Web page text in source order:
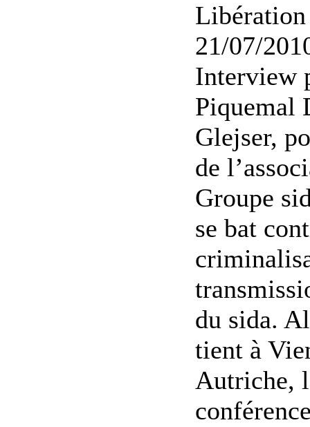
21/07/
Interview
Piquemal
Glejser,
de
Groupe
se bat
du sida.
tient à
Autriche,